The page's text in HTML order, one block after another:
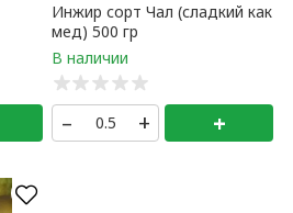
Инжир сорт Чал (сладкий как
мед) 500 гр
– + +